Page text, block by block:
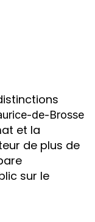
de-Brosse
et la
de plus de
sur le